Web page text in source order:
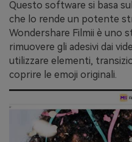
Questo software si basa
che lo rende un potente
Wondershare Filmii è uno
rimuovere gli adesivi dai
utilizzare elementi,
coprire le emoji originali.